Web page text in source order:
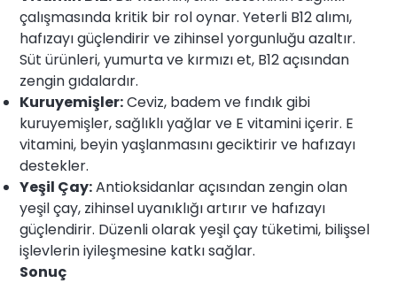
çalışmasında kritik bir rol oynar. Yeterli B12 alımı,
hafızayı güçlendirir ve zihinsel yorgunluğu azaltır.
Süt ürünleri, yumurta ve kırmızı et, B12 açısından
zengin gıdalardır.
Kuruyemişler:Ceviz, badem ve fındık gibi
kuruyemişler, sağlıklı yağlar ve E vitamini içerir. E
vitamini, beyin yaşlanmasını geciktirir ve hafızayı
destekler.
Yeşil Çay:Antioksidanlar açısından zengin olan
yeşil çay, zihinsel uyanıklığı artırır ve hafızayı
güçlendirir. Düzenli olarak yeşil çay tüketimi, bilişsel
işlevlerin iyileşmesine katkı sağlar.
Sonuç